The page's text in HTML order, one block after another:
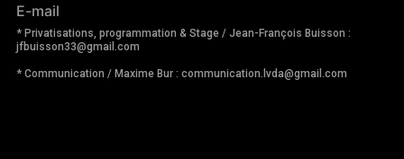
E-mail
* Privatisations, programmation & Stage / Jean-François Buisson :
jfbuisson33@gmail.com
* Communication / Maxime Bur : communication.lvda@gmail.com